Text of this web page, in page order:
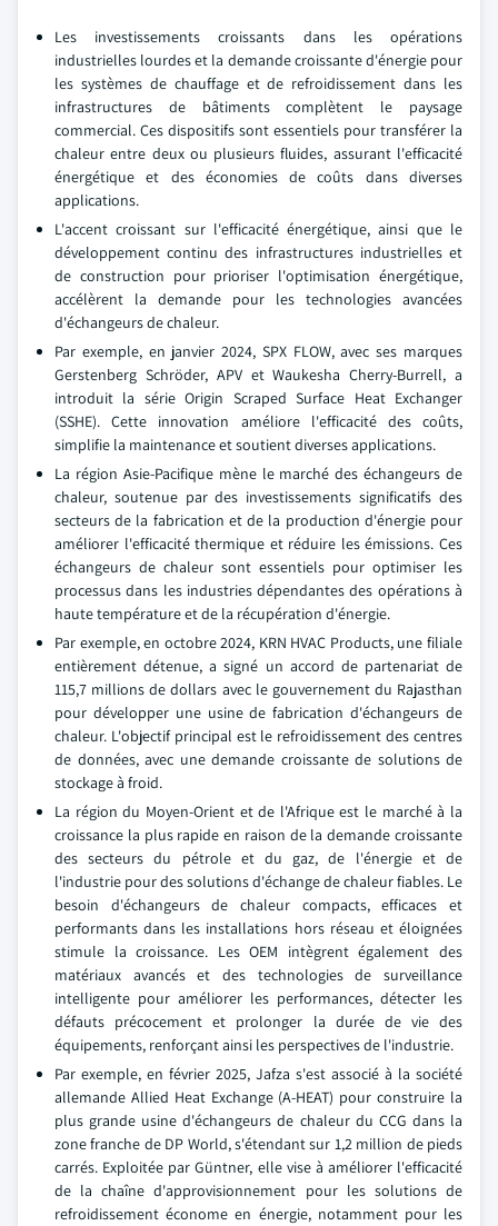
Les investissements croissants dans les opérations
industrielles lourdes et la demande croissante d'énergie pour
les systèmes de chauffage et de refroidissement dans les
infrastructures de bâtiments complètent le paysage
commercial. Ces dispositifs sont essentiels pour transférer la
chaleur entre deux ou plusieurs fluides, assurant l'efficacité
énergétique et des économies de coûts dans diverses
applications.
L'accent croissant sur l'efficacité énergétique, ainsi que le
développement continu des infrastructures industrielles et
de construction pour prioriser l'optimisation énergétique,
accélèrent la demande pour les technologies avancées
d'échangeurs de chaleur.
Par exemple, en janvier 2024, SPX FLOW, avec ses marques
Gerstenberg Schröder, APV et Waukesha Cherry-Burrell, a
introduit la série Origin Scraped Surface Heat Exchanger
(SSHE). Cette innovation améliore l'efficacité des coûts,
simplifie la maintenance et soutient diverses applications.
La région Asie-Pacifique mène le marché des échangeurs de
chaleur, soutenue par des investissements significatifs des
secteurs de la fabrication et de la production d'énergie pour
améliorer l'efficacité thermique et réduire les émissions. Ces
échangeurs de chaleur sont essentiels pour optimiser les
processus dans les industries dépendantes des opérations à
haute température et de la récupération d'énergie.
Par exemple, en octobre 2024, KRN HVAC Products, une filiale
entièrement détenue, a signé un accord de partenariat de
115,7 millions de dollars avec le gouvernement du Rajasthan
pour développer une usine de fabrication d'échangeurs de
chaleur. L'objectif principal est le refroidissement des centres
de données, avec une demande croissante de solutions de
stockage à froid.
La région du Moyen-Orient et de l'Afrique est le marché à la
croissance la plus rapide en raison de la demande croissante
des secteurs du pétrole et du gaz, de l'énergie et de
l'industrie pour des solutions d'échange de chaleur fiables. Le
besoin d'échangeurs de chaleur compacts, efficaces et
performants dans les installations hors réseau et éloignées
stimule la croissance. Les OEM intègrent également des
matériaux avancés et des technologies de surveillance
intelligente pour améliorer les performances, détecter les
défauts précocement et prolonger la durée de vie des
équipements, renforçant ainsi les perspectives de l'industrie.
Par exemple, en février 2025, Jafza s'est associé à la société
allemande Allied Heat Exchange (A-HEAT) pour construire la
plus grande usine d'échangeurs de chaleur du CCG dans la
zone franche de DP World, s'étendant sur 1,2 million de pieds
carrés. Exploitée par Güntner, elle vise à améliorer l'efficacité
de la chaîne d'approvisionnement pour les solutions de
refroidissement économe en énergie, notamment pour les